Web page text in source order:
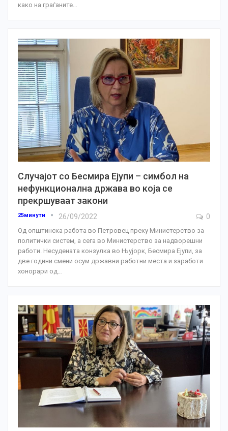
како на граѓаните
Случајот со Бесмира Ејупи – симбол на
нефункционална држава во која се
прекршуваат закони
25минути 26/09/2022 0
Од општинска работа во Петровец преку Министерство за
политички систем, а сега во Министерство за надворешни
работи. Несудената конзулка во Њујорк, Бесмира Ејупи, за
две години смени осум државни работни места и заработи
хонорари од